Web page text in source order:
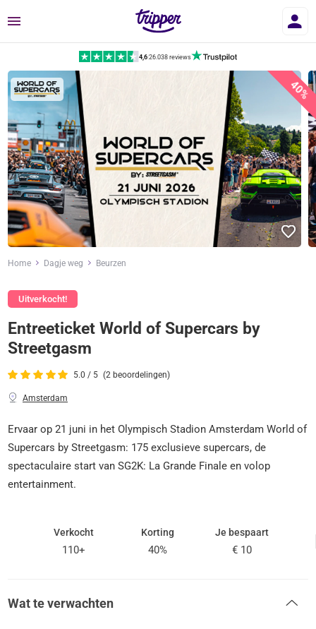
Menu
4,6|26.038 reviews
40%
Home Dagje weg Beurzen
Uitverkocht!
Entreeticket World of Supercars by
Streetgasm
5.0 / 5 (2 beoordelingen)
Amsterdam
Ervaar op 21 juni in het Olympisch Stadion Amsterdam World of
Supercars by Streetgasm: 175 exclusieve supercars, de
spectaculaire start van SG2K: La Grande Finale en volop
entertainment.
Verkocht
110+
Korting
40%
Je bespaart
€ 10
Wat te verwachten